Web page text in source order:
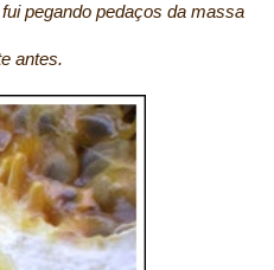
pegando pedaços da massa
antes.